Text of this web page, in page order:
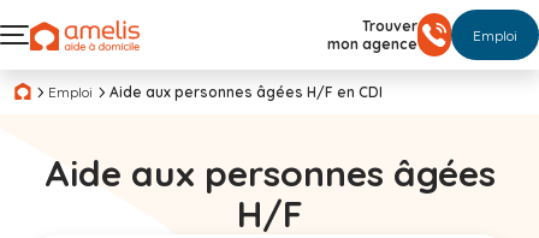
Trouver
mon agence
Emploi
Emploi Aide aux personnes âgées H/F en CDI
Aide aux personnes âgées
H/F